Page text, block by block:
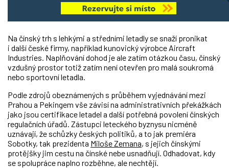
Na čínský trh s lehkými a středními letadly se snaží pronikat
i další české firmy, například kunovický výrobce Aircraft
Industries. Naplňování dohod je ale zatím otázkou času, čínský
vzdušný prostor totiž zatím není otevřen pro malá soukromá
nebo sportovní letadla.
Podle zdrojů obeznámených s průběhem vyjednávání mezi
Prahou a Pekingem vše závisí na administrativních překážkách
jako jsou certifikace letadel a další potřebná povolení čínských
regulačních úřadů. Zástupci leteckého byznysu nicméně
uznávají, že schůzky českých politiků, a to jak premiéra
Sobotky, tak prezidenta Miloše Zemana, s jejich čínskými
protějšky jim cestu na čínské nebe usnadňují. Odhadovat, kdy
se spolupráce naplno rozběhne, ale nechtějí.